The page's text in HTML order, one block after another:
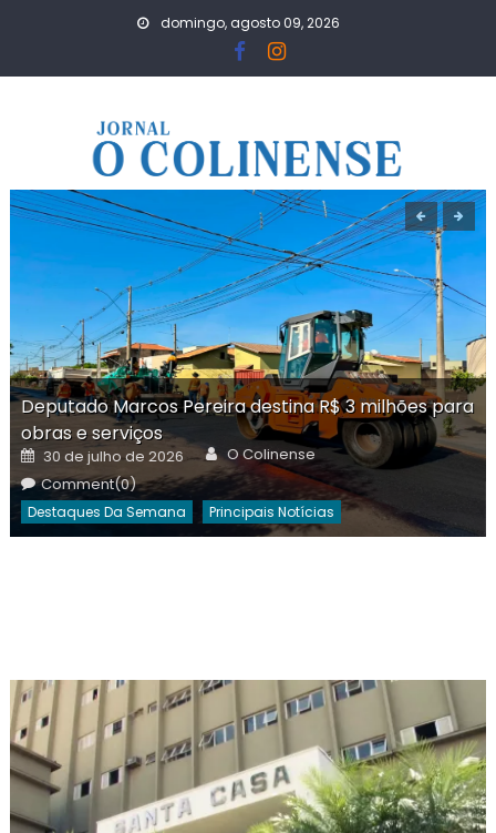
domingo, agosto 09, 2026
Deputado Marcos Pereira destina R$ 3 milhões para
obras e serviços
Posted
on
30 de julho de 2026 Author
O Colinense
Comment(0)
Destaques Da Semana Principais Notícias